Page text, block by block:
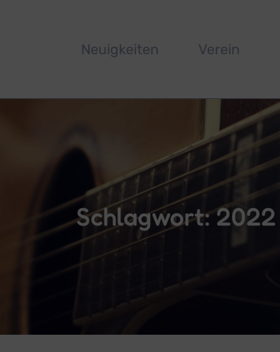
Neuigkeiten Verein
Schlagwort: 2022